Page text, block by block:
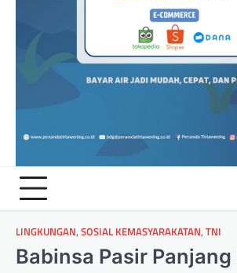
LINGKUNGAN, SOSIAL KEMASYARAKATAN, TNI
Babinsa Pasir Panjang